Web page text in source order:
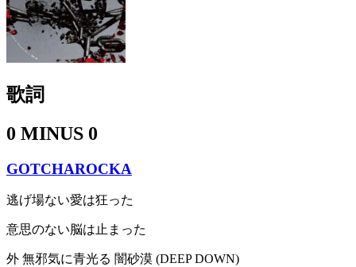
歌詞
0 MINUS 0
GOTCHAROCKA
逃げ場ない愛は狂った
意思のない脳は止まった
外 無邪気に青光る 闇砂漠 (DEEP DOWN)